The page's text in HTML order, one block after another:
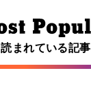
読まれている記事